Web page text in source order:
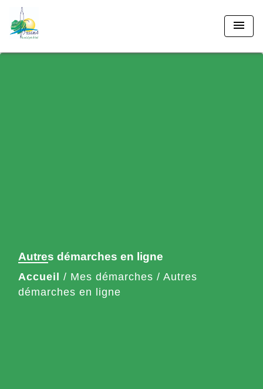
menu
Autres démarches en ligne
Accueil / Mes démarches / Autres
démarches en ligne